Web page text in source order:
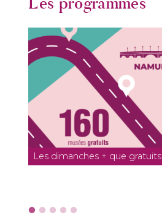
Les dimanches + que gratuits